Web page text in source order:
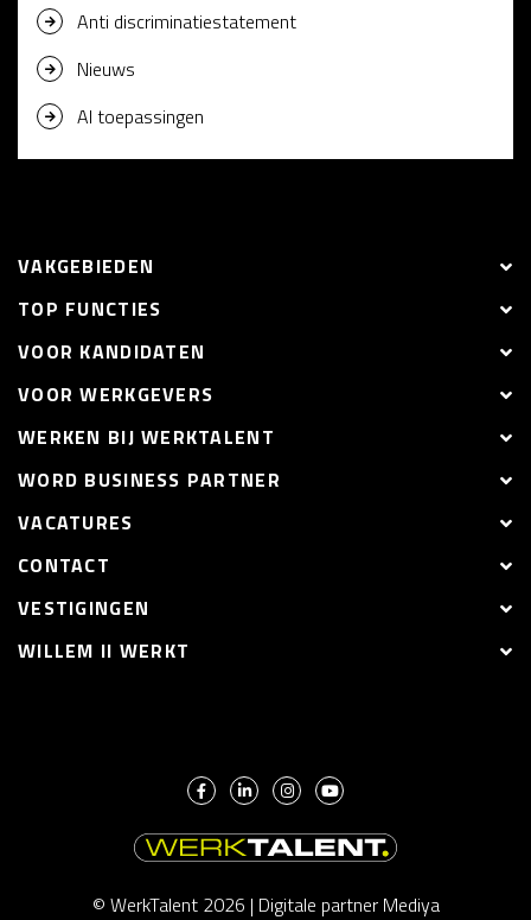
Anti discriminatiestatement
Nieuws
AI toepassingen
VAKGEBIEDEN
TOP FUNCTIES
VOOR KANDIDATEN
VOOR WERKGEVERS
WERKEN BIJ WERKTALENT
WORD BUSINESS PARTNER
VACATURES
CONTACT
VESTIGINGEN
WILLEM II WERKT
© WerkTalent 2026 | Digitale partner Mediya